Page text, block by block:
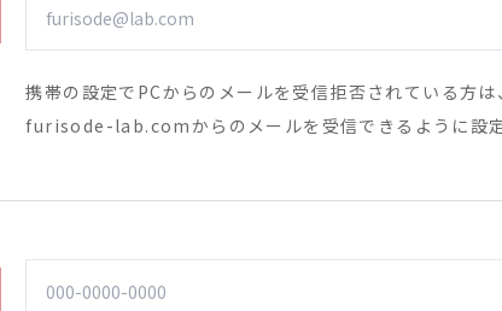
携帯の設定でPCからのメールを受信拒否されている方は
furisode-lab.comからのメールを受信できるように設